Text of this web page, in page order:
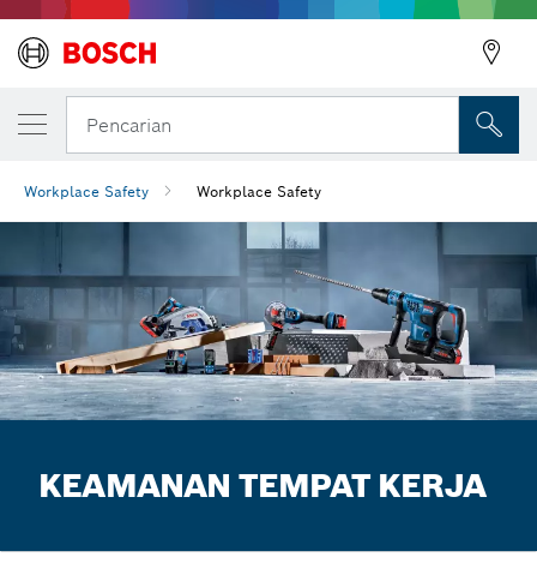
Pencarian
Workplace Safety Workplace Safety
KEAMANAN TEMPAT KERJA